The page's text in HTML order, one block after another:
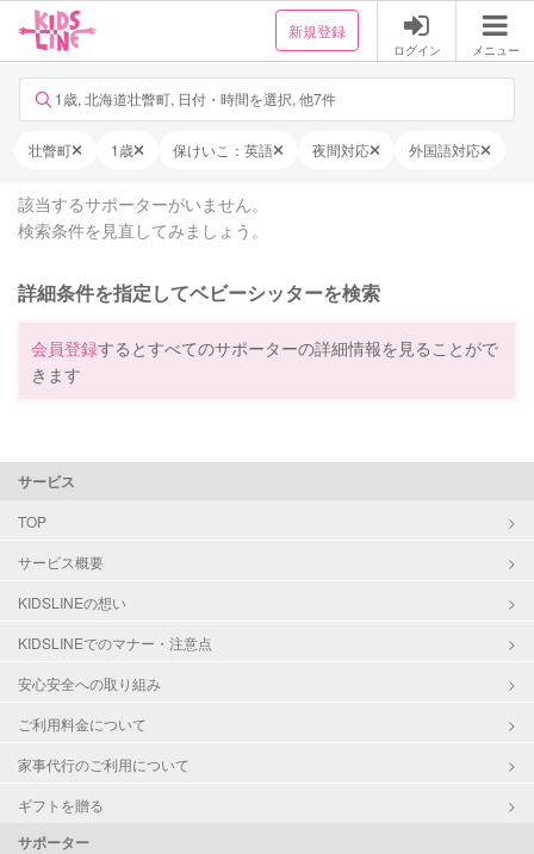
新規登録
ログイン メニュー
1歳, 北海道壮瞥町, 日付・時間を選択, 他7件
壮瞥町 1歳 保けいこ：英語 夜間対応 外国語対応
該当するサポーターがいません。
検索条件を見直してみましょう。
詳細条件を指定してベビーシッターを検索
会員登録するとすべてのサポーターの詳細情報を見ることがで
きます
サービス
TOP
サービス概要
KIDSLINEの想い
KIDSLINEでのマナー・注意点
安心安全への取り組み
ご利用料金について
家事代行のご利用について
ギフトを贈る
サポーター